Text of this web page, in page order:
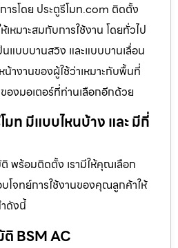
ารโดย ประตูรีโมท.com ติดตั้ง
หมาะสมกับการใช้งาน โดยทั่วไป
แบบบานสวิง และแบบบานเลื่อน
างานของผู้ใช้ว่าเหมาะกับพื้นที่
องมอเตอร์ที่ท่านเลือกอีกด้วย
ท มีแบบไหนบ้าง และ มีกี่
พร้อมติดตั้ง เรามีให้คุณเลือก
โจทย์การใช้งานของคุณลูกค้าให้
ดังนี้
ติ BSM AC